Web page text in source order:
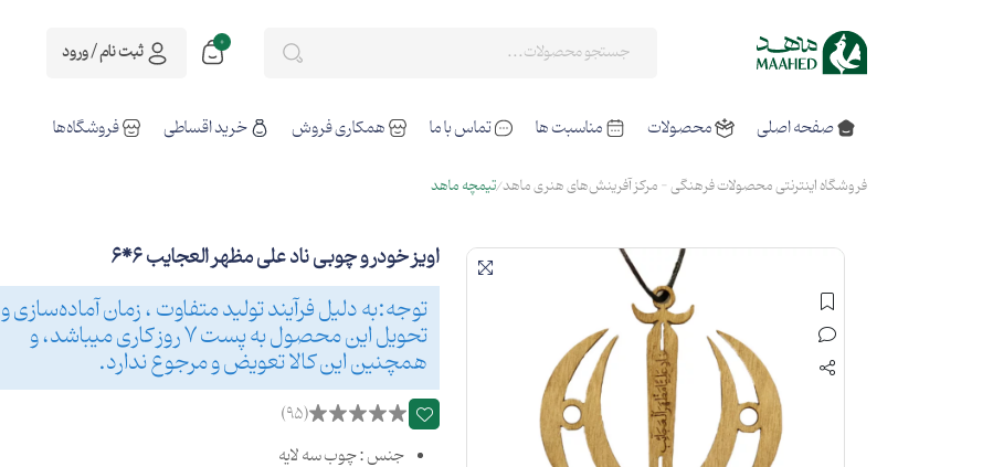
0 ثبت نام / ورود
صفحه اصلی محصولات مناسبت ها تماس با ما همکاری فروش خرید اقساطی فروشگاه‌ها
فروشگاه اینترنتی محصولات فرهنگی - مرکز آفرینش‌های هنری ماهد تیمچه ماهد
اویز خودرو چوبی ناد علی مظهر العجایب 6*6
توجه:به دلیل فرآیند تولید متفاوت ، زمان آماده‌سازی و
تحویل این محصول به پست 7 روز کاری میباشد، و
همچنین این کالا تعویض و مرجوع ندارد.
(95)
جنس : چوب سه لایه